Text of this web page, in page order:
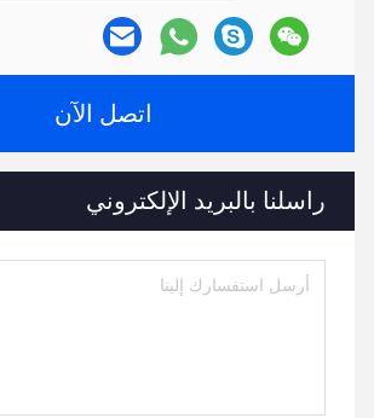
اتصل الآن
راسلنا بالبريد الإلكتروني